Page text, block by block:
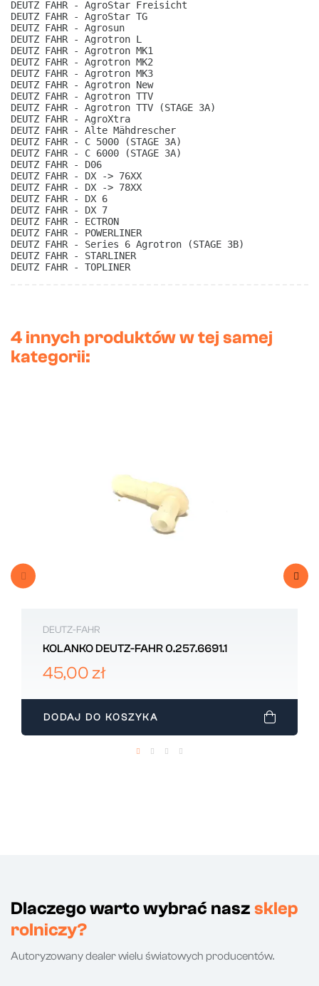
DEUTZ FAHR - AgroStar Freisicht
DEUTZ FAHR - AgroStar TG
DEUTZ FAHR - Agrosun
DEUTZ FAHR - Agrotron L
DEUTZ FAHR - Agrotron MK1
DEUTZ FAHR - Agrotron MK2
DEUTZ FAHR - Agrotron MK3
DEUTZ FAHR - Agrotron New
DEUTZ FAHR - Agrotron TTV
DEUTZ FAHR - Agrotron TTV (STAGE 3A)
DEUTZ FAHR - AgroXtra
DEUTZ FAHR - Alte Mähdrescher
DEUTZ FAHR - C 5000 (STAGE 3A)
DEUTZ FAHR - C 6000 (STAGE 3A)
DEUTZ FAHR - D06
DEUTZ FAHR - DX -> 76XX
DEUTZ FAHR - DX -> 78XX
DEUTZ FAHR - DX 6
DEUTZ FAHR - DX 7
DEUTZ FAHR - ECTRON
DEUTZ FAHR - POWERLINER
DEUTZ FAHR - Series 6 Agrotron (STAGE 3B)
DEUTZ FAHR - STARLINER
DEUTZ FAHR - TOPLINER
4 innych produktów w tej samej
kategorii:
DEUTZ-FAHR
KOLANKO DEUTZ-FAHR 0.257.6691.1
45,00 zł
DODAJ DO KOSZYKA
Dlaczego warto wybrać nasz sklep
rolniczy?
Autoryzowany dealer wielu światowych producentów.